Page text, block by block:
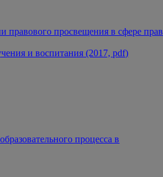
правового просвещения в сфере прав
и воспитания (2017, pdf)
процесса в